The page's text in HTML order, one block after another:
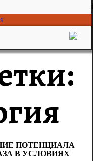
ПОТЕНЦИАЛА
В УСЛОВИЯХ